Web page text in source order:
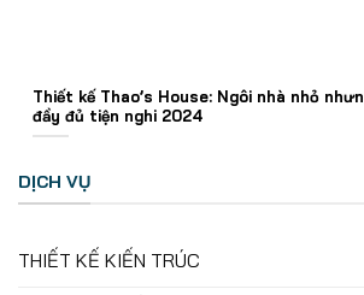
Thiết kế Thao’s House: Ngôi nhà nhỏ
đầy đủ tiện nghi 2024
DỊCH VỤ
THIẾT KẾ KIẾN TRÚC